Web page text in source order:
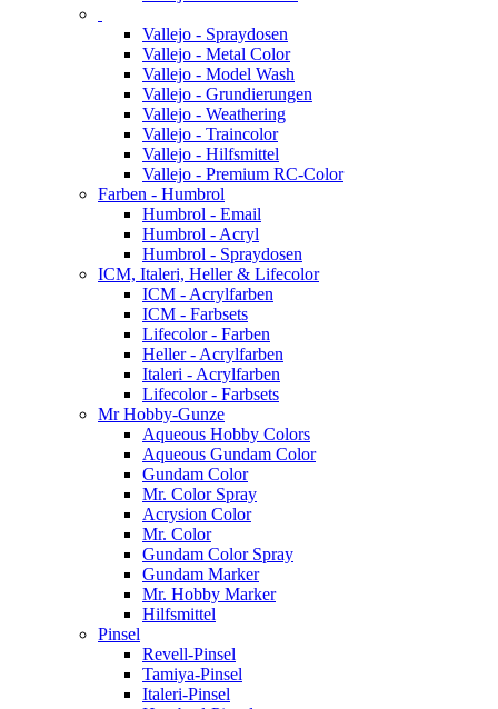
Vallejo - Spraydosen
Vallejo - Metal Color
Vallejo - Model Wash
Vallejo - Grundierungen
Vallejo - Weathering
Vallejo - Traincolor
Vallejo - Hilfsmittel
Vallejo - Premium RC-Color
Farben - Humbrol
Humbrol - Email
Humbrol - Acryl
Humbrol - Spraydosen
ICM, Italeri, Heller & Lifecolor
ICM - Acrylfarben
ICM - Farbsets
Lifecolor - Farben
Heller - Acrylfarben
Italeri - Acrylfarben
Lifecolor - Farbsets
Mr Hobby-Gunze
Aqueous Hobby Colors
Aqueous Gundam Color
Gundam Color
Mr. Color Spray
Acrysion Color
Mr. Color
Gundam Color Spray
Gundam Marker
Mr. Hobby Marker
Hilfsmittel
Pinsel
Revell-Pinsel
Tamiya-Pinsel
Italeri-Pinsel